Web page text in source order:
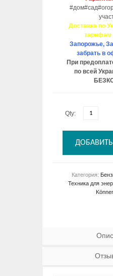
Доставка по
тарифам
Запорожье,
забрать в
При
по всей
Qty:
Категория:
Техника для